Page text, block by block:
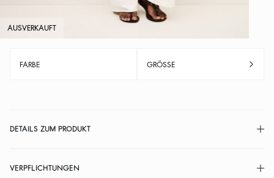
AUSVERKAUFT
FARBE GRÖSSE
DETAILS ZUM PRODUKT
VERPFLICHTUNGEN